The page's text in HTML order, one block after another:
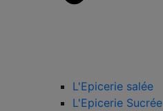
L'Epicerie salée
L'Epicerie Sucrée